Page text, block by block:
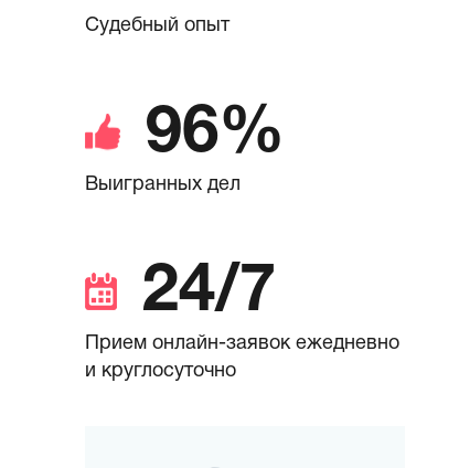
Судебный опыт
96%
Выигранных дел
24/7
Прием онлайн-заявок ежедневно
и круглосуточно